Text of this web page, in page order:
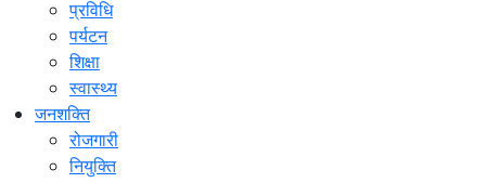
प्रविधि
पर्यटन
शिक्षा
स्वास्थ्य
जनशक्ति
रोजगारी
नियुक्ति